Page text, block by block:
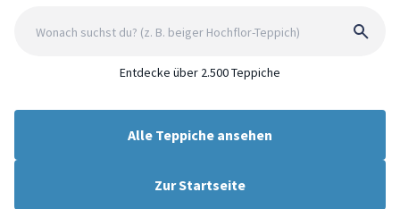
Entdecke über 2.500 Teppiche
Alle Teppiche ansehen
Zur Startseite